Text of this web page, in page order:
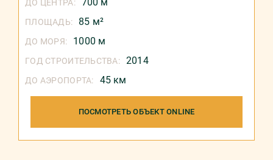
ДО ЦЕНТРА:
ПЛОЩАДЬ: 85 м²
ДО МОРЯ: 1000 м
ГОД СТРОИТЕЛЬСТВА: 2014
ДО АЭРОПОРТА: 45 км
ПОСМОТРЕТЬ ОБЪЕКТ ONLINE